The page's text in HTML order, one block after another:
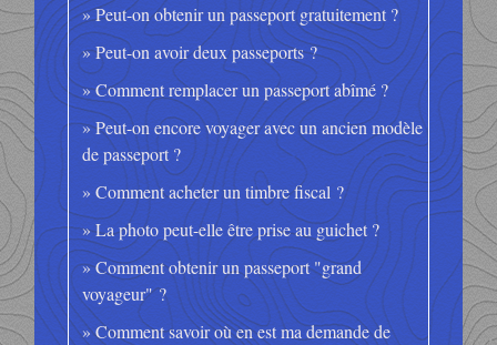
Peut-on obtenir un passeport gratuitement ?
Peut-on avoir deux passeports ?
Comment remplacer un passeport abîmé ?
Peut-on encore voyager avec un ancien modèle
de passeport ?
Comment acheter un timbre fiscal ?
La photo peut-elle être prise au guichet ?
Comment obtenir un passeport "grand
voyageur" ?
Comment savoir où en est ma demande de